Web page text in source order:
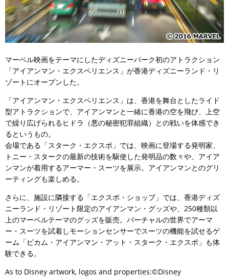
マーベル映画をテーマにしたディズニーパーク初のアトラクション
「アイアンマン・エクスペリエンス」が香港ディズニーランド・リ
ゾートにオープンした。
「アイアンマン・エクスペリエンス」は、香港を舞台としたライド
型アトラクションで、アイアンマンと一緒に香港の空を飛び、上空
で繰り広げられるヒドラ（悪の秘密犯罪組織）との戦いを体感でき
るというもの。
会場である「スターク・エクスポ」では、映画に登場する発明家、
トニー・スタークの最新の技術を駆使した発明品の数々や、アイア
ンマンが着用するアーマー・スーツを展示。アイアンマンとのグリ
ーティングも楽しめる。
さらに、施設に隣接する「エクスポ・ショップ」では、香港ディズ
ニーランド・リゾート限定のアイアンマン・グッズや、250種類以
上のマーベルテーマのグッズを販売。バーチャルの世界でアーマ
ー・スーツを試着しモーションセンサーでスーツの機能を試せるゲ
ーム「ビカム・アイアンマン・アット・スターク・エクスポ」も体
験できる。
As to Disney artwork, logos and properties:©Disney